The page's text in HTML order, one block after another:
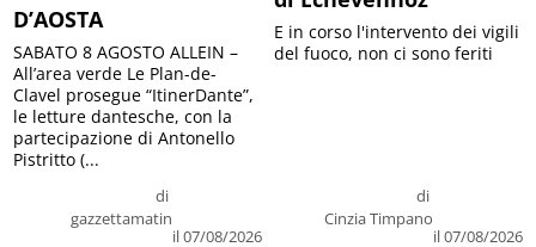
D’AOSTA
di
gazzettamatin
il 07/08/2026
SABATO 8 AGOSTO ALLEIN –
All’area verde Le Plan-de-
Clavel prosegue “ItinerDante”,
le letture dantesche, con la
partecipazione di Antonello
Pistritto (...
di
Cinzia Timpano
il 07/08/2026
E in corso l'intervento dei vigili
del fuoco, non ci sono feriti